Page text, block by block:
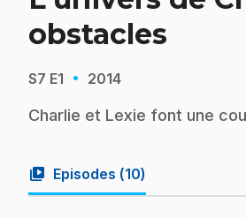
obstacles
S7 E1 · 2014
Charlie et Lexie font une
video_library Episodes (10)